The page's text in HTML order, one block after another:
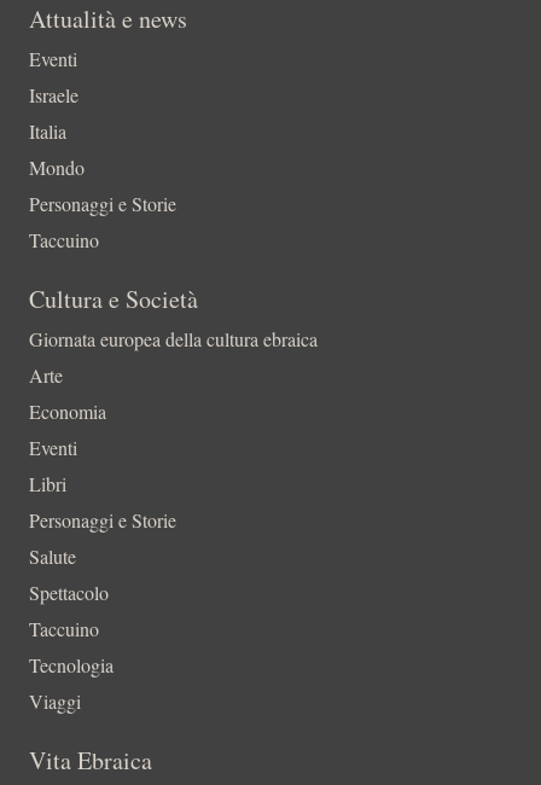
Attualità e news
Eventi
Israele
Italia
Mondo
Personaggi e Storie
Taccuino
Cultura e Società
Giornata europea della cultura ebraica
Arte
Economia
Eventi
Libri
Personaggi e Storie
Salute
Spettacolo
Taccuino
Tecnologia
Viaggi
Vita Ebraica